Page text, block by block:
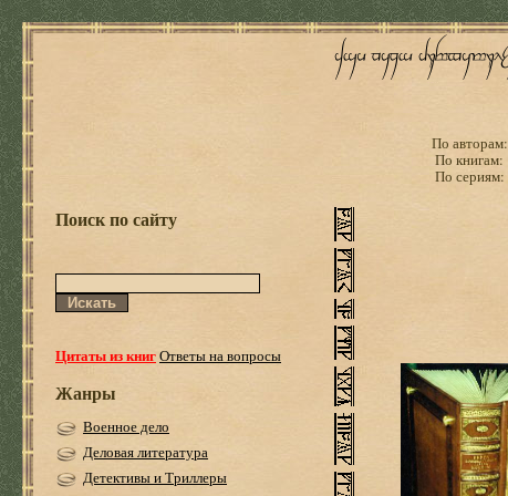
По авторам:
По книгам:
По сериям:
Поиск по сайту
Цитаты из книгОтветы на вопросы
Жанры
Военное дело
Деловая литература
Детективы и Триллеры